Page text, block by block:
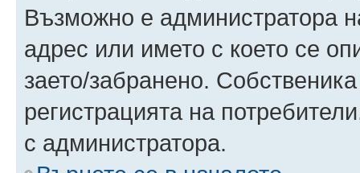
Възможно е администратора
адрес или името с което се
заето/забранено.
регистрацията на
с администратора.